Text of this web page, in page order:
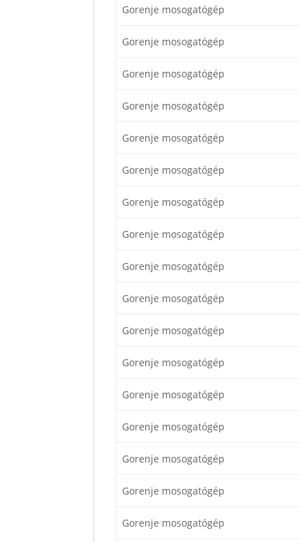
Gorenje mosogatógép
Gorenje mosogatógép
Gorenje mosogatógép
Gorenje mosogatógép
Gorenje mosogatógép
Gorenje mosogatógép
Gorenje mosogatógép
Gorenje mosogatógép
Gorenje mosogatógép
Gorenje mosogatógép
Gorenje mosogatógép
Gorenje mosogatógép
Gorenje mosogatógép
Gorenje mosogatógép
Gorenje mosogatógép
Gorenje mosogatógép
Gorenje mosogatógép